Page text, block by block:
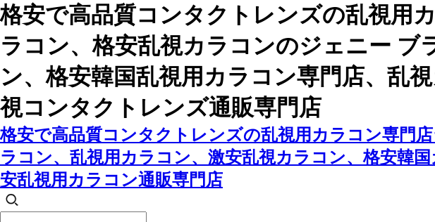
格安で高品質コンタクトレンズの乱視用
ラコン、格安乱視カラコンのジェニー ブ
ン、格安韓国乱視用カラコン専門店、乱
視コンタクトレンズ通販専門店
格安で高品質コンタクトレンズの乱視用カラコン専門
ラコン、乱視用カラコン、激安乱視カラコン、格安韓
安乱視用カラコン通販専門店